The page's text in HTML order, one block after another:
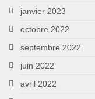
janvier 2023
octobre 2022
septembre 2022
juin 2022
avril 2022